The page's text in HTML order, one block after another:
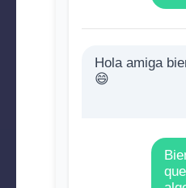
Hola amiga
😄